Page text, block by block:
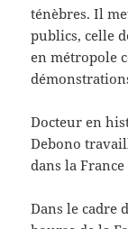
ténèbres. Il
publics, celle
en métropole
Docteur en
Debono
dans la
Dans le cadre